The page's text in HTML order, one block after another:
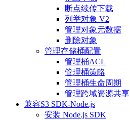
断点续传下载
列举对象 V2
管理对象元数据
删除对象
管理存储桶配置
管理桶ACL
管理桶策略
管理桶生命周期
管理跨域资源共享
兼容S3 SDK-Node.js
安装 Node.js SDK